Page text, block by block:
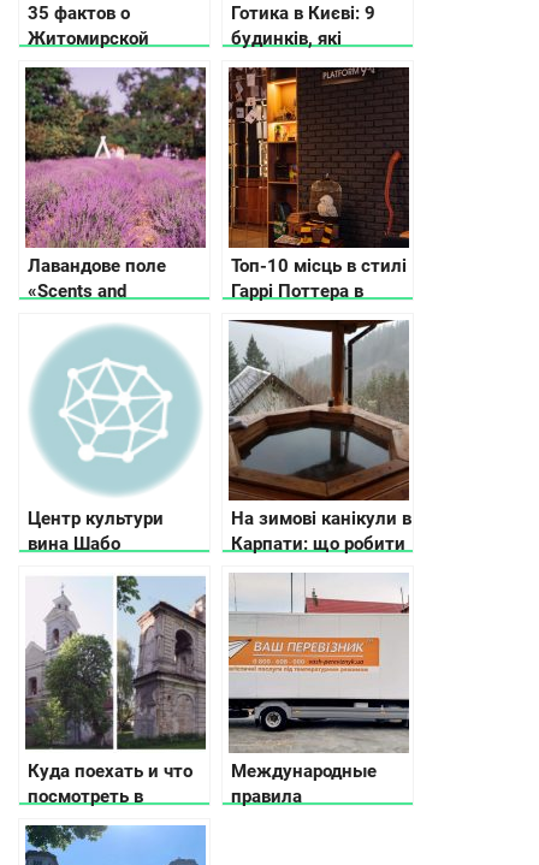
35 фактов о
Житомирской
области
Готика в Києві: 9
будинків, які
дивують своєю
красою
Лавандове поле
«Scents and
Топ-10 місць в стилі
Гаррі Поттера в
Києві
Центр культури
вина Шабо
На зимові канікули в
Карпати: що робити
Куда поехать и что
посмотреть в
Волынской области
Международные
правила